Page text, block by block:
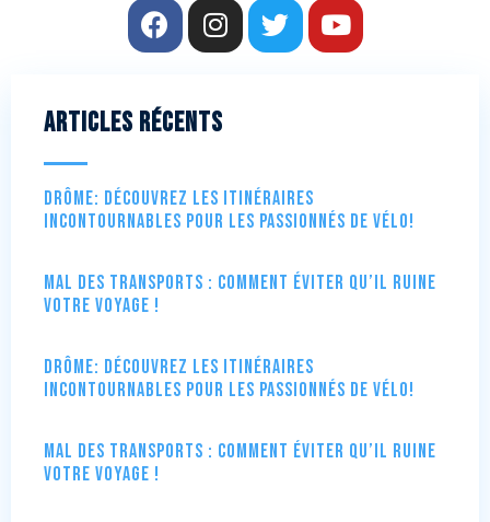
Articles récents
Drôme: Découvrez les itinéraires
incontournables pour les passionnés de vélo!
Mal des transports : comment éviter qu’il ruine
votre voyage !
Drôme: Découvrez les itinéraires
incontournables pour les passionnés de vélo!
Mal des transports : comment éviter qu’il ruine
votre voyage !